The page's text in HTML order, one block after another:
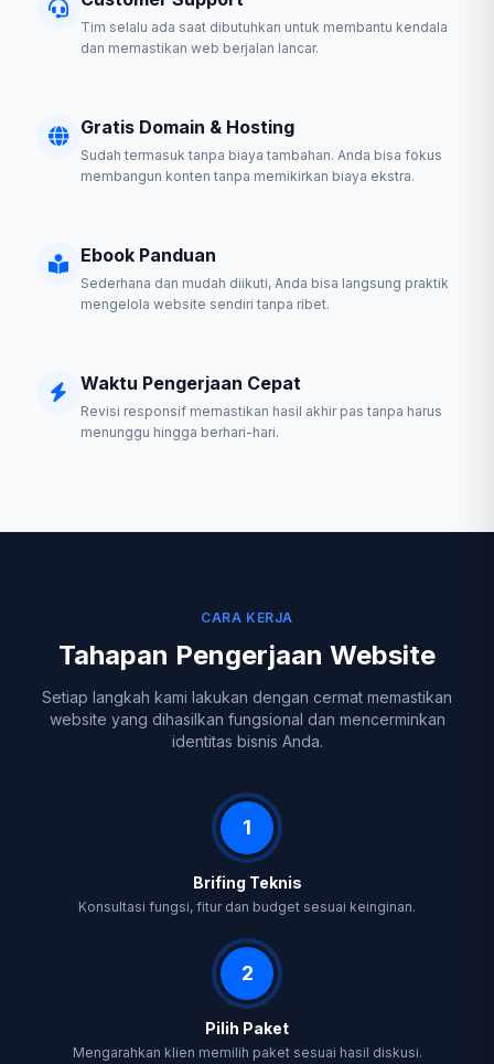
Tim selalu ada saat dibutuhkan untuk membantu kendala
dan memastikan web berjalan lancar.
Gratis Domain & Hosting
Sudah termasuk tanpa biaya tambahan. Anda bisa fokus
membangun konten tanpa memikirkan biaya ekstra.
Ebook Panduan
Sederhana dan mudah diikuti, Anda bisa langsung praktik
mengelola website sendiri tanpa ribet.
Waktu Pengerjaan Cepat
Revisi responsif memastikan hasil akhir pas tanpa harus
menunggu hingga berhari-hari.
CARA KERJA
Tahapan Pengerjaan Website
Setiap langkah kami lakukan dengan cermat memastikan
website yang dihasilkan fungsional dan mencerminkan
identitas bisnis Anda.
1
Brifing Teknis
Konsultasi fungsi, fitur dan budget sesuai keinginan.
2
Pilih Paket
Mengarahkan klien memilih paket sesuai hasil diskusi.